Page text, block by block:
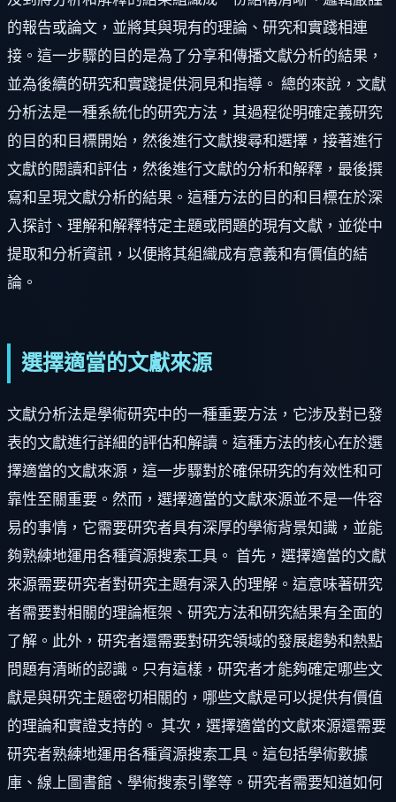
的報告或論文，並將其與現有的理論、研究和實踐相連
接。這一步驟的目的是為了分享和傳播文獻分析的結果，
並為後續的研究和實踐提供洞見和指導。 總的來說，文獻
分析法是一種系統化的研究方法，其過程從明確定義研究
的目的和目標開始，然後進行文獻搜尋和選擇，接著進行
文獻的閱讀和評估，然後進行文獻的分析和解釋，最後撰
寫和呈現文獻分析的結果。這種方法的目的和目標在於深
入探討、理解和解釋特定主題或問題的現有文獻，並從中
提取和分析資訊，以便將其組織成有意義和有價值的結
論。
選擇適當的文獻來源
文獻分析法是學術研究中的一種重要方法，它涉及對已發
表的文獻進行詳細的評估和解讀。這種方法的核心在於選
擇適當的文獻來源，這一步驟對於確保研究的有效性和可
靠性至關重要。然而，選擇適當的文獻來源並不是一件容
易的事情，它需要研究者具有深厚的學術背景知識，並能
夠熟練地運用各種資源搜索工具。 首先，選擇適當的文獻
來源需要研究者對研究主題有深入的理解。這意味著研究
者需要對相關的理論框架、研究方法和研究結果有全面的
了解。此外，研究者還需要對研究領域的發展趨勢和熱點
問題有清晰的認識。只有這樣，研究者才能夠確定哪些文
獻是與研究主題密切相關的，哪些文獻是可以提供有價值
的理論和實證支持的。 其次，選擇適當的文獻來源還需要
研究者熟練地運用各種資源搜索工具。這包括學術數據
庫、線上圖書館、學術搜索引擎等。研究者需要知道如何